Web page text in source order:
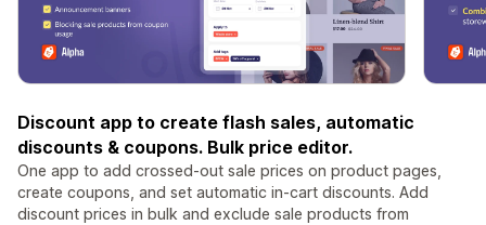
Discount app to create flash sales, automatic
discounts & coupons. Bulk price editor.
One app to add crossed-out sale prices on product pages,
create coupons, and set automatic in-cart discounts. Add
discount prices in bulk and exclude sale products from